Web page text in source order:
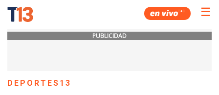
☰
PUBLICIDAD
DEPORTES13